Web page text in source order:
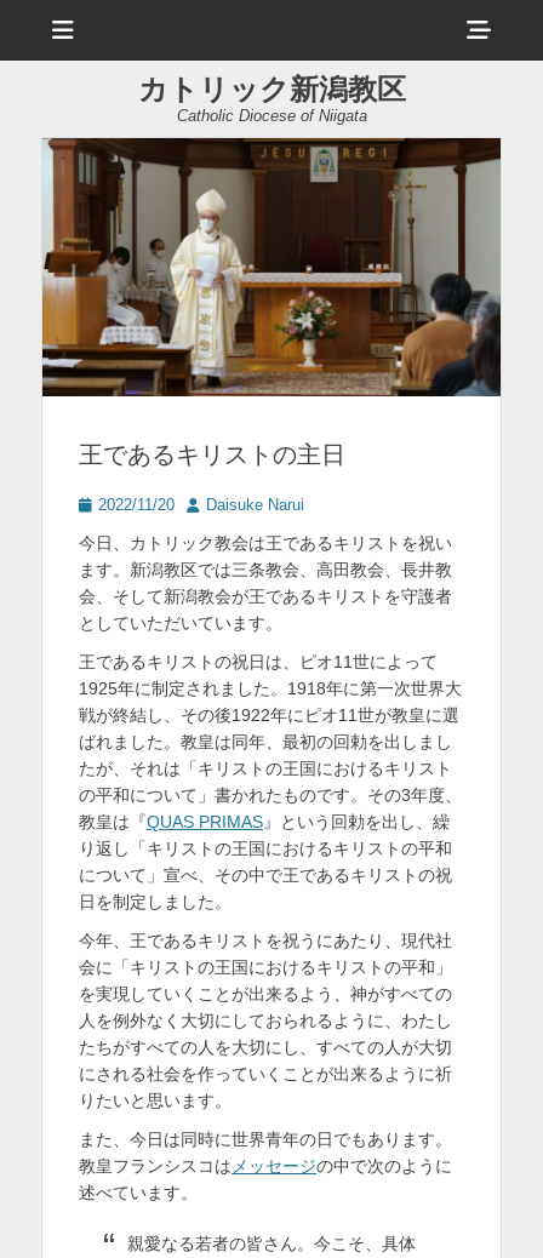
ュ
ヘ
ッ
ー
バ
ー
カトリック新潟教区
Catholic Diocese of Niigata
王であるキリストの主日
投
日
2022/11/20
投
者
Daisuke Narui
今日、カトリック教会は王であるキリストを祝い
ます。新潟教区では三条教会、高田教会、長井教
会、そして新潟教会が王であるキリストを守護者
としていただいています。
王であるキリストの祝日は、ピオ11世によって
1925年に制定されました。1918年に第一次世界大
戦が終結し、その後1922年にピオ11世が教皇に選
ばれました。教皇は同年、最初の回勅を出しまし
たが、それは「キリストの王国におけるキリスト
の平和について」書かれたものです。その3年度、
教皇は『QUAS PRIMAS』という回勅を出し、繰
り返し「キリストの王国におけるキリストの平和
について」宣べ、その中で王であるキリストの祝
日を制定しました。
今年、王であるキリストを祝うにあたり、現代社
会に「キリストの王国におけるキリストの平和」
を実現していくことが出来るよう、神がすべての
人を例外なく大切にしておられるように、わたし
たちがすべての人を大切にし、すべての人が大切
にされる社会を作っていくことが出来るように祈
りたいと思います。
また、今日は同時に世界青年の日でもあります。
教皇フランシスコは メッセージの中で次のように
述べています。
親愛なる若者の皆さん。今こそ、具体